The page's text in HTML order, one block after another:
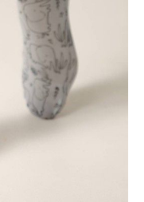
prezentują się tak
ich chować pod